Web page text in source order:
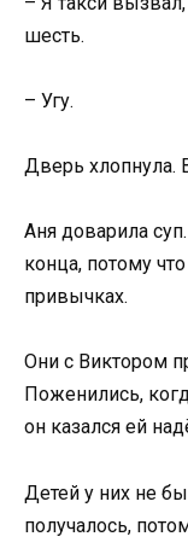
шесть.
– Угу.
Дверь хлопнула.
Аня доварила
конца, потому
привычках.
Они с Виктором
Поженились,
он казался ей
Детей у них не
получалось,